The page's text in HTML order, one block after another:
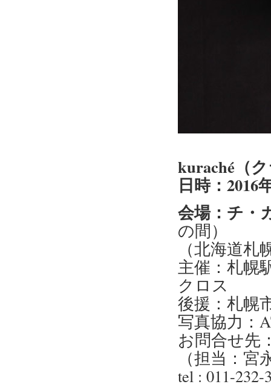
kuraché（
日時：2016
会場：チ・
の間）
（北海道
主催：札幌
クロス
後援：札幌
写真協力：
お問合せ先
（担当：宮
tel : 011-232-